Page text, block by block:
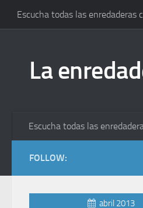
Escucha todas las enredaderas
La
Escucha todas las
FOLLOW:
abril 2013